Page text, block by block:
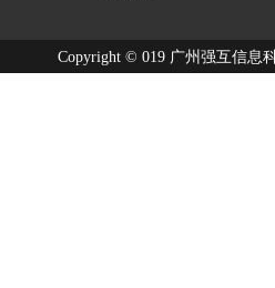
Copyright © 019 广州强互信息